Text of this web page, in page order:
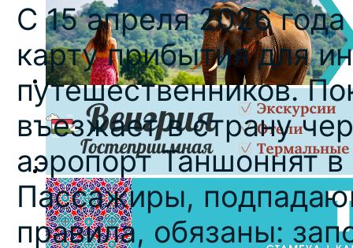
С 15 апреля 2026
карту прибытия для
путешественников.
въезжает в страну
аэропорт Таншоннят
Пассажиры,
правила, обязаны: